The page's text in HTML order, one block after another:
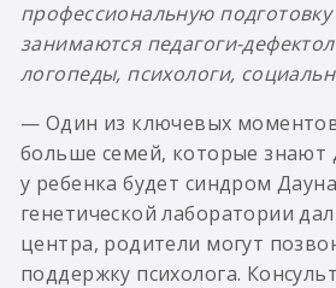
профессиональную
занимаются педагоги-
логопеды, психологи,
— Один из ключевых
больше семей, которые знают
у ребенка будет синдром
генетической лаборатории
центра, родители могут
поддержку психолога.